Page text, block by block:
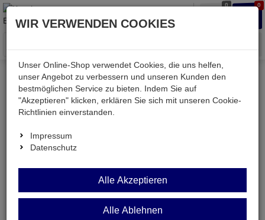
0 0
Menü
Weiter einkaufen Kessler electronic
Bauteile aktiv
DEM16102SYH-PY
DEM16102SYH-PY
LCD-Modul 16-st. 1-zeilig STN gelb LED-Hint.
WIR VERWENDEN COOKIES
Unser Online-Shop verwendet Cookies, die uns helfen,
unser Angebot zu verbessern und unseren Kunden den
bestmöglichen Service zu bieten. Indem Sie auf
"Akzeptieren" klicken, erklären Sie sich mit unseren Cookie-
Richtlinien einverstanden.
Impressum
Datenschutz
Alle Akzeptieren
Alle Ablehnen